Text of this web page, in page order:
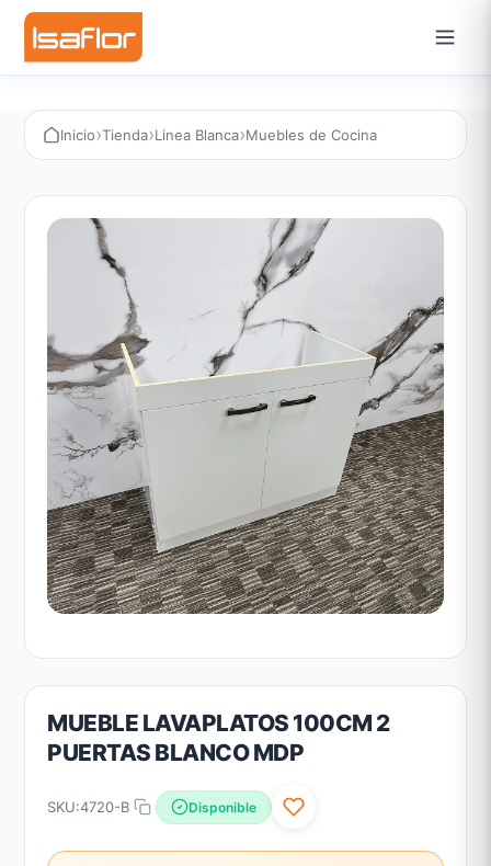
Inicio›Tienda›Linea Blanca›Muebles de Cocina
MUEBLE LAVAPLATOS 100CM 2
PUERTAS BLANCO MDP
SKU:4720-B Disponible